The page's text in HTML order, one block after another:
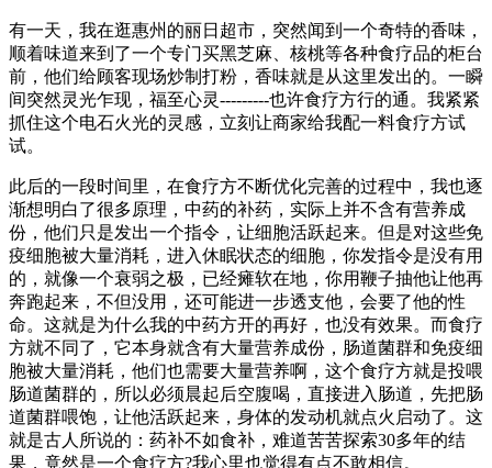
有一天，我在逛惠州的丽日超市，突然闻到一个奇特的香味，
顺着味道来到了一个专门买黑芝麻、核桃等各种食疗品的柜台
前，他们给顾客现场炒制打粉，香味就是从这里发出的。一瞬
间突然灵光乍现，福至心灵---------也许食疗方行的通。我紧紧
抓住这个电石火光的灵感，立刻让商家给我配一料食疗方试
试。
此后的一段时间里，在食疗方不断优化完善的过程中，我也逐
渐想明白了很多原理，中药的补药，实际上并不含有营养成
份，他们只是发出一个指令，让细胞活跃起来。但是对这些免
疫细胞被大量消耗，进入休眠状态的细胞，你发指令是没有用
的，就像一个衰弱之极，已经瘫软在地，你用鞭子抽他让他再
奔跑起来，不但没用，还可能进一步透支他，会要了他的性
命。这就是为什么我的中药方开的再好，也没有效果。而食疗
方就不同了，它本身就含有大量营养成份，肠道菌群和免疫细
胞被大量消耗，他们也需要大量营养啊，这个食疗方就是投喂
肠道菌群的，所以必须晨起后空腹喝，直接进入肠道，先把肠
道菌群喂饱，让他活跃起来，身体的发动机就点火启动了。这
就是古人所说的：药补不如食补，难道苦苦探索30多年的结
果，竟然是一个食疗方?我心里也觉得有点不敢相信。